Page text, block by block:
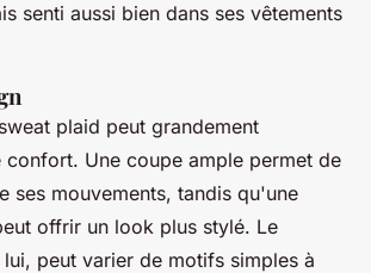
senti aussi bien dans ses vêtements
plaid peut grandement
confort. Une coupe ample permet de
ses mouvements, tandis qu'une
offrir un look plus stylé. Le
peut varier de motifs simples à